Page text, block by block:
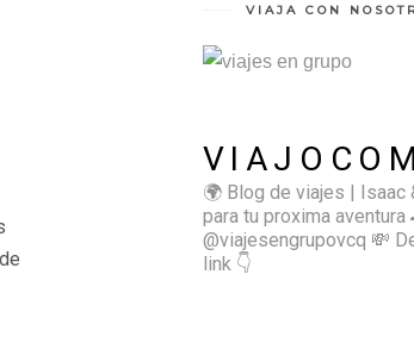
VIAJA CON
🌍 Blog de viajes | Isaac
para tu proxima aventura
@viajesengrupovcq 💸
link 👇